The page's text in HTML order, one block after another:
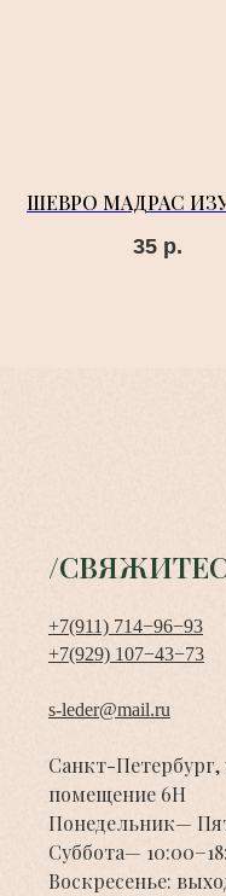
ШЕВРО МАДРАС
35 р.
/
+7(911) 714−96−93
+7(929) 107−43−73
s-leder@mail.ru
Санкт-Петербург,
помещение 6Н
Понедельник—
Суббота—
Воскресенье: